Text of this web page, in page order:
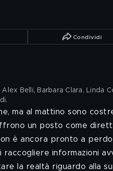
Condividi
Belli, Barbara Clara, Linda
.
ma al mattino sono
un posto come
è ancora pronto a
informazioni
la realtà riguardo alla